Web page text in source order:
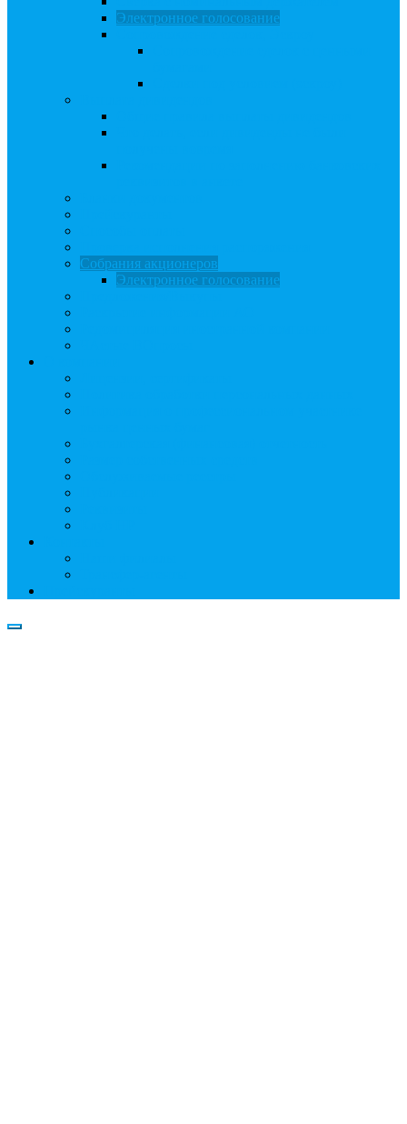
Электронное голосование
Собрания акционеров
Электронное голосование